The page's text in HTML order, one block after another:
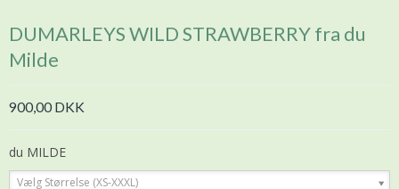
DUMARLEYS WILD STRAWBERRY fra du
Milde
900,00 DKK
du MILDE
Vælg Størrelse (XS-XXXL)